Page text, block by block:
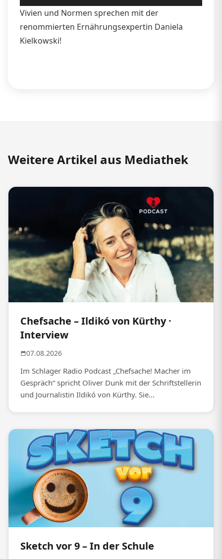
Player
Vivien und Normen sprechen mit der
renommierten Ernährungsexpertin Daniela
Kielkowski!
Weitere Artikel aus Mediathek
Chefsache – Ildikó von Kürthy ·
Interview
07.08.2026
Im Schlager Radio Podcast „Chefsache! Macher im
Gespräch“ spricht Oliver Dunk mit der Schriftstellerin
und Journalistin Ildikó von Kürthy. Sie...
Sketch vor 9 – In der Schule